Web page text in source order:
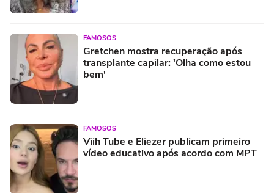
FAMOSOS
Gretchen mostra recuperação após
transplante capilar: 'Olha como estou
bem'
FAMOSOS
Viih Tube e Eliezer publicam primeiro
vídeo educativo após acordo com MPT